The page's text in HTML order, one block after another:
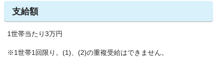
支給額
1世帯当たり3万円
※1世帯1回限り。(1)、(2)の重複受給はできません。